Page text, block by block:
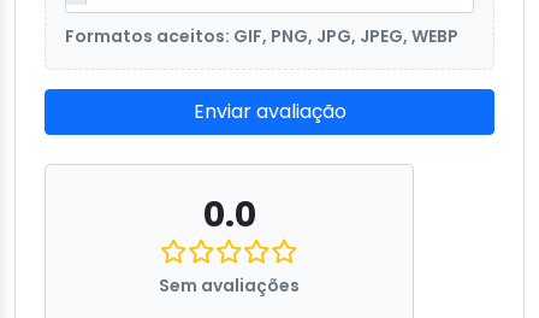
Formatos aceitos: GIF, PNG, JPG, JPEG, WEBP
Enviar avaliação
0.0
Sem avaliações